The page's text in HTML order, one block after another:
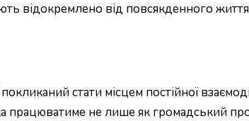
відокремлено від повсякденного
стати місцем постійної
не лише як громадський